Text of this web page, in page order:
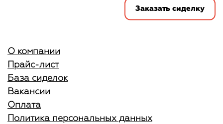
Заказать сиделку
О компании
Прайс-лист
База сиделок
Вакансии
Оплата
Политика персональных данных